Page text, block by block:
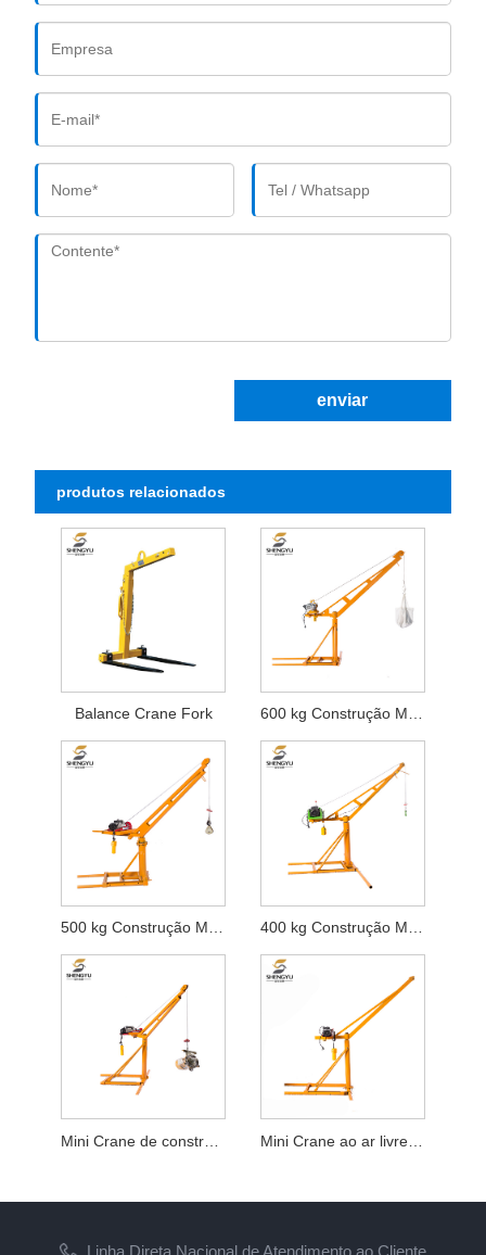
enviar
produtos relacionados
Balance Crane Fork 600 kg Construção Mini Crane ao ar livre
Mini Crane de construção de 300 kg Mini Crane ao ar livre de 200 kg de construção
Linha Direta Nacional de Atendimento ao Cliente